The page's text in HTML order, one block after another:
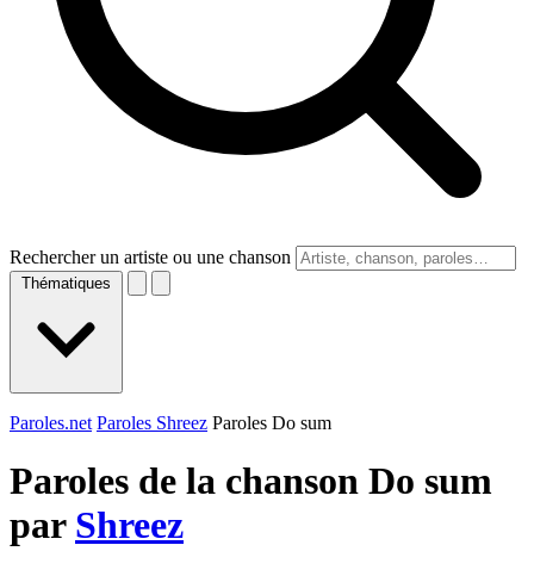
Rechercher un artiste ou une chanson
Thématiques
Paroles.net Paroles Shreez Paroles Do sum
Paroles de la chanson Do sum
par Shreez